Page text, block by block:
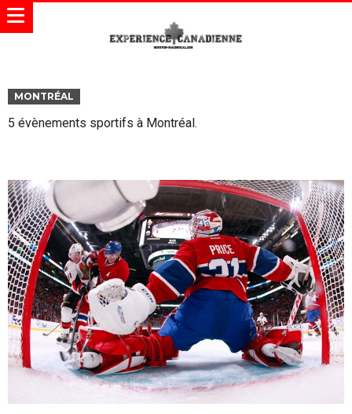
MONTRÉAL
5 évènements sportifs à Montréal.